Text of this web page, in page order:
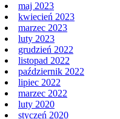
maj 2023
kwiecień 2023
marzec 2023
luty 2023
grudzień 2022
listopad 2022
październik 2022
lipiec 2022
marzec 2022
luty 2020
styczeń 2020